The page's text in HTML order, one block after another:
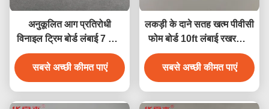
अनुकूलित आग प्रतिरोधी
विनाइल ट्रिम बोर्ड लंबाई 7 फीट
8 फीट 10 फीट 12 फीट
सबसे अच्छी कीमत पाएं
लकड़ी के दाने सतह खत्म पीवीसी
फोम बोर्ड 10ft लंबाई रखरखाव
मुक्त
सबसे अच्छी कीमत पाएं